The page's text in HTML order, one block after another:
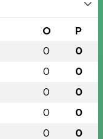
O P
0 0
0 0
0 0
0 0
0 0